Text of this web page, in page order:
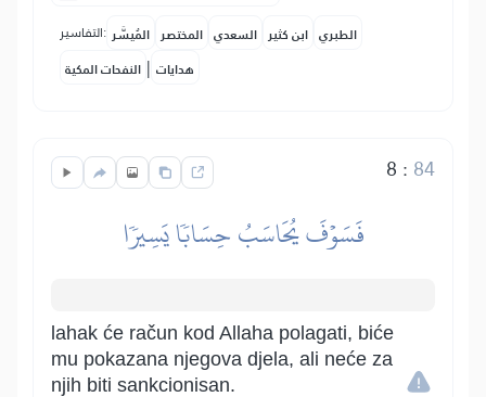
التفاسير: المُيسَّر المختصر السعدي ابن كثير الطبري
النفحات المكية | هدايات
8 : 84
فَسَوۡفَ يُحَاسَبُ حِسَابٗا يَسِيرٗا
lahak će račun kod Allaha polagati, biće
mu pokazana njegova djela, ali neće za
njih biti sankcionisan.